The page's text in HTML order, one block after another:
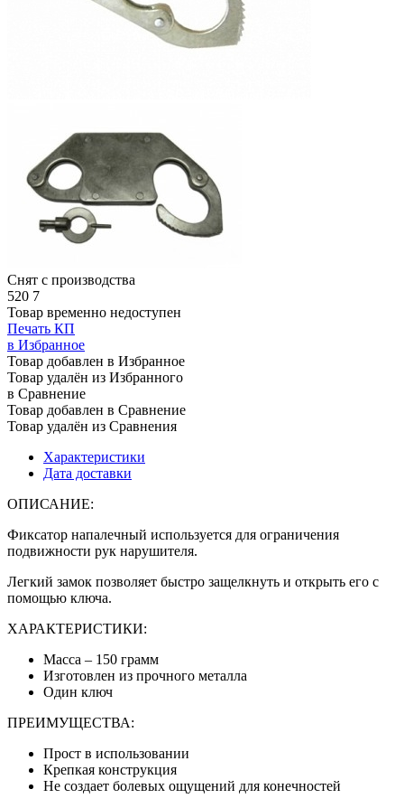
Снят с производства
520 7
Товар временно недоступен
Печать КП
в Избранное
Товар добавлен в Избранное
Товар удалён из Избранного
в Сравнение
Товар добавлен в Сравнение
Товар удалён из Сравнения
Характеристики
Дата доставки
ОПИСАНИЕ:
Фиксатор напалечный используется для ограничения
подвижности рук нарушителя.
Легкий замок позволяет быстро защелкнуть и открыть его с
помощью ключа.
ХАРАКТЕРИСТИКИ:
Масса – 150 грамм
Изготовлен из прочного металла
Один ключ
ПРЕИМУЩЕСТВА:
Прост в использовании
Крепкая конструкция
Не создает болевых ощущений для конечностей